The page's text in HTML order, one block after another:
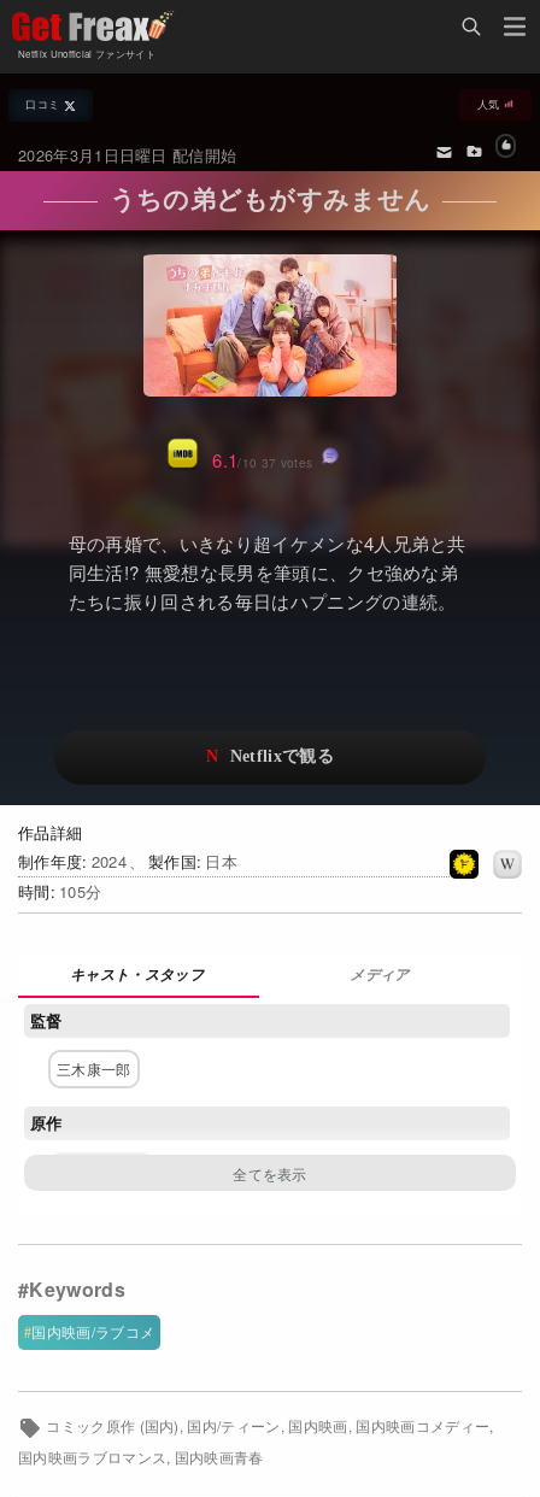
Netflix Unofficial ファンサイト
Netflix新着作品
オールジャンル
海外ドラマ・シリーズ
海外映画
国内TV番組・ドラマ
国内映画
アニメ
ドキュメンタリー
日本語吹替対応作品
その他の国のTV番組
配信終了予定の作品
海外ドラマ・ラインナップ
Netflix 人気ランキング
Netflix 全作品ラインナップ
Netflix配信作品カスタム検索
トレンド
Netflix・VOD総合News
Watchlistへ
Netflix 吹替版作品
Netflix 高い評価の海外作品
お問い合わせ
口コミ 人気
2026年3月1日日曜日 配信開始
うちの弟どもがすみません
母の再婚で、いきなり超イケメンな4人兄弟と共
同生活!? 無愛想な長男を筆頭に、クセ強めな弟
たちに振り回される毎日はハプニングの連続。
作品詳細
制作年度 2024 製作国 日本
時間 105
6.1/10 37 votes
メディア
監督
三木康一郎
原作
主な出演者
前田旺志郎 中島瑠菜 中川翼 藤本洸大 河村花
牧野羽咲 川島明 笛木優子
国内映画/ラブコメ
コミック原作 (国内) 国内/ティーン 国内映画 国内映画コメディー
国内映画ラブロマンス 国内映画青春